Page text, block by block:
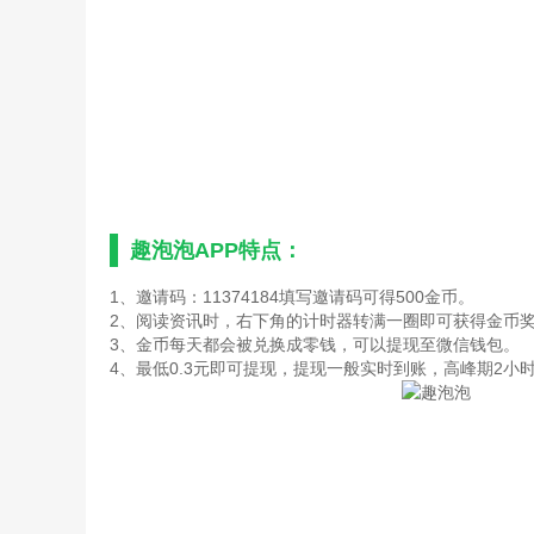
趣泡泡APP特点：
1、邀请码：11374184填写邀请码可得500金币。
2、阅读资讯时，右下角的计时器转满一圈即可获得金币奖
3、金币每天都会被兑换成零钱，可以提现至微信钱包。
4、最低0.3元即可提现，提现一般实时到账，高峰期2小时